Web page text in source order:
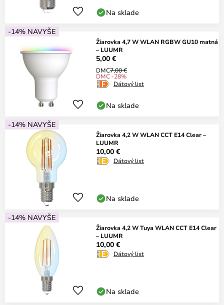
Na sklade
-14% NAVYŠE
Žiarovka 4,7 W WLAN RGBW GU10 matná
– LUUMR
5,00 €
DMC7,00 €
DMC -28%
Dátový list
Na sklade
-14% NAVYŠE
Žiarovka 4,2 W WLAN CCT E14 Clear –
LUUMR
10,00 €
Dátový list
Na sklade
-14% NAVYŠE
Žiarovka 4,2 W Tuya WLAN CCT E14 Clear
– LUUMR
10,00 €
Dátový list
Na sklade